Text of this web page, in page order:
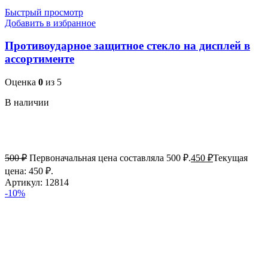
Быстрый просмотр
Добавить в избранное
Противоударное защитное стекло на дисплей в
ассортименте
Оценка 0 из 5
В наличии
500₽ Первоначальная цена составляла 500 ₽.450 ₽Текущая
цена: 450 ₽.
Артикул: 12814
-10%